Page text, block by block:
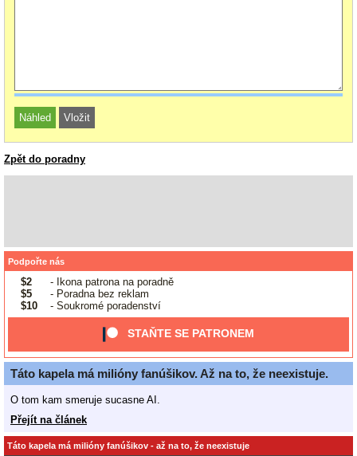
Zpět do poradny
Podpořte nás
$2
- Ikona patrona na poradně
$5
- Poradna bez reklam
$10
- Soukromé poradenství
STAŇTE SE PATRONEM
Táto kapela má milióny fanúšikov. Až na to, že neexistuje.
O tom kam smeruje sucasne AI.
Přejít na článek
Táto kapela má milióny fanúšikov - až na to, že neexistuje